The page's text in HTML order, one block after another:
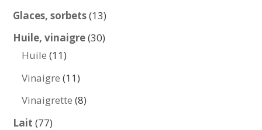
produits
Glaces, sorbets 1313
produits
Huile, vinaigre 3030
Huile 1111
produits
Vinaigre 1111
produits
Vinaigrette 88
Lait 7777